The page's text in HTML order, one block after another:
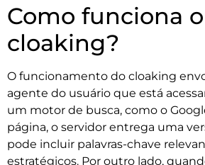
Como funciona o
cloaking?
O funcionamento do cloaking
agente do usuário que está
um motor de busca, como o
página, o servidor entrega uma
pode incluir palavras-chave
estratégicos. Por outro lado,